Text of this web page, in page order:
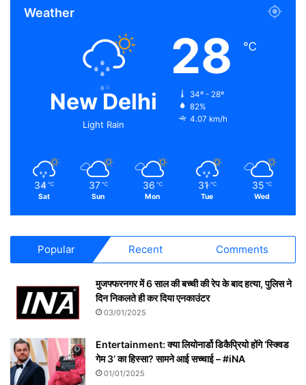
Weather
New Delhi
Light Rain
28 ℃
34º - 28º
82%
4.07 km/h
34 ℃
Sat
37 ℃
Sun
36 ℃
Mon
31 ℃
Tue
35 ℃
Wed
Popular Recent Comments
मुजफ्फरनगर में 6 साल की बच्ची की रेप के बाद हत्या, पुलिस ने
दिन निकलते ही कर दिया एनकाउंटर
03/01/2025
Entertainment: क्या लियोनार्डो डिकैप्रियो होंगे ‘स्क्विड
गेम 3’ का हिस्सा? सामने आई सच्चाई – #iNA
01/01/2025